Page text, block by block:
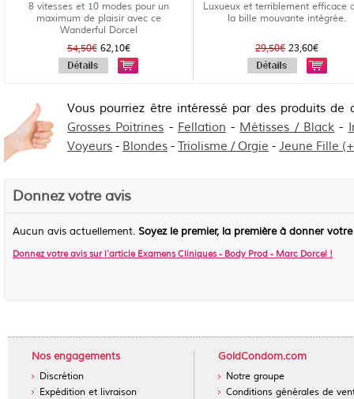
8 vitesses et 10 modes pour un
maximum de plaisir avec ce
Wanderful Dorcel
54,50€62,10€
Luxueux et terriblement efficace
la bille mouvante intégrée.
29,50€23,60€
Vous pourriez être intéressé par des produits
Grosses Poitrines - Fellation - Métisses / Black-
Voyeurs - Blondes - Triolisme / Orgie - Jeune Fille
Donnez votre avis
Aucun avis actuellement. Soyez le premier, la première à donner
Donnez votre avis sur l'article Examens Cliniques - Body Prod - Marc Dorcel !
Nos engagements
Discrétion
Expédition et livraison
GoldCondom.com
Notre groupe
Conditions générales de